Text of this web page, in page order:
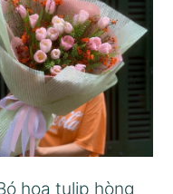
hoa tulip hòng